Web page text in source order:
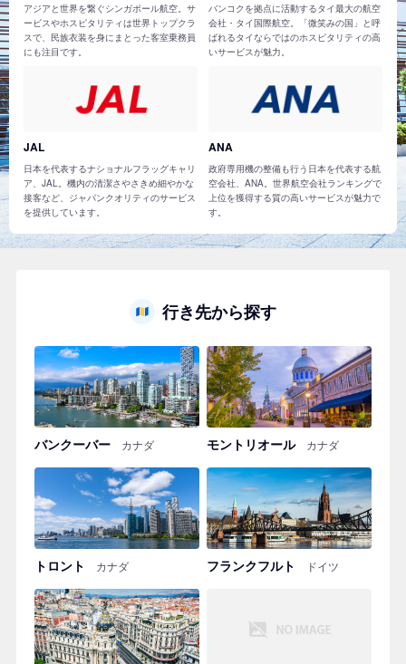
アジアと世界を繋ぐシンガポール航空。サ
ービスやホスピタリティは世界トップクラ
スで、民族衣装を身にまとった客室乗務員
にも注目です。
バンコクを拠点に活動するタイ最大の航空
会社・タイ国際航空。「微笑みの国」と呼
ばれるタイならではのホスピタリティの高
いサービスが魅力。
JAL
日本を代表するナショナルフラッグキャリ
ア、JAL。機内の清潔さやさきめ細やかな
接客など、ジャパンクオリティのサービス
を提供しています。
ANA
政府専用機の整備も行う日本を代表する航
空会社、ANA。世界航空会社ランキングで
上位を獲得する質の高いサービスが魅力で
す。
行き先から探す
バンクーバー カナダ モントリオール カナダ
トロント カナダ フランクフルト ドイツ